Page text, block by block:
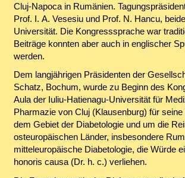
Cluj-Napoca in Rumänien.
Prof. I. A. Vesesiu und Prof. N. Hancu,
Universität. Die Kongresssprache war
Beiträge konnten aber auch in englischer
werden.
Dem langjährigen Präsidenten der
Schatz, Bochum, wurde zu Beginn des
Aula der Iuliu-Hatienagu-Universität für
Pharmazie von Cluj (Klausenburg) für seine
dem Gebiet der Diabetologie und um die
osteuropäischen Länder, insbesondere
mitteleuropäische Diabetologie, die Würde
honoris causa (Dr. h. c.) verliehen.